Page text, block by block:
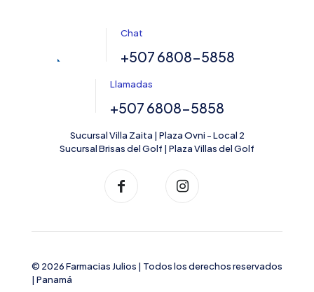
Chat
+507 6808-5858
Llamadas
+507 6808-5858
Sucursal Villa Zaita | Plaza Ovni - Local 2
Sucursal Brisas del Golf | Plaza Villas del Golf
© 2026 Farmacias Julios | Todos los derechos reservados
| Panamá